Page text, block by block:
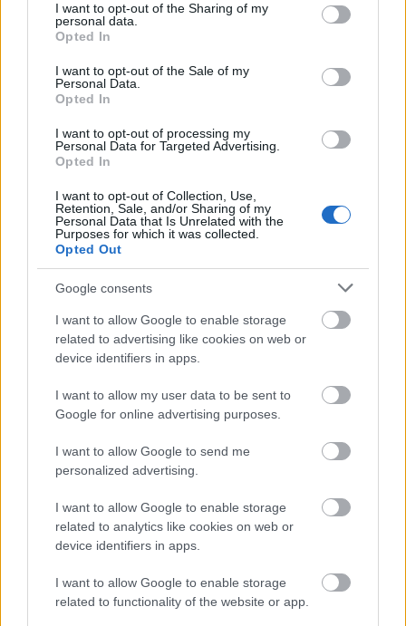
not limited to your visit or usage behaviour. You may click to
grant or deny consent to Google and its third-party tags to
use your data for below specified purposes in below Google
consent section.
I want to opt-out of the Sharing of my
personal data.
Opted In
I want to opt-out of the Sale of my
Personal Data.
Opted In
I want to opt-out of processing my
Personal Data for Targeted Advertising.
Opted In
I want to opt-out of Collection, Use,
Retention, Sale, and/or Sharing of my
Personal Data that Is Unrelated with the
Purposes for which it was collected.
Opted Out
Google consents
I want to allow Google to enable storage
related to advertising like cookies on web or
device identifiers in apps.
I want to allow my user data to be sent to
Google for online advertising purposes.
I want to allow Google to send me
personalized advertising.
I want to allow Google to enable storage
related to analytics like cookies on web or
device identifiers in apps.
I want to allow Google to enable storage
related to functionality of the website or app.
Háry János
daljáték két részben
nyomán
zenéjét szerezte:Kodály Zoltán
szövegét írta:Paulini BélaésHarsányi Zsolt
szereplők:
Örzse: Kiss Bora
Marci bácsi:Fülöp Zoltán
Bíró/ Ferenc császár:Lőrincz András Ernő
Mária Lujza:Czikó Juliánna
Egy pór/ Ebelasztin lovag:Kosztándi Zsolt
Egy másik pór/ Napóleon:
Bilibók Attila
Melusina grófnő: Ráduly Beáta
Estrella grófnő:
Márton Noémi Eszter
Diák/ Magyar silbak/ Dufla generális:Puskás László
Burkus silbak/ Krucifix generális: Bende Sándor
Kocsmáros:Szabó László
Ábrahám Róbert
rutén lányok, udvarhölgyek, francia katonák: